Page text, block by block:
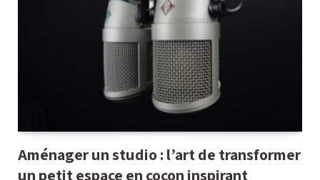
Aménager un studio : l’art de transformer
un petit espace en cocon inspirant